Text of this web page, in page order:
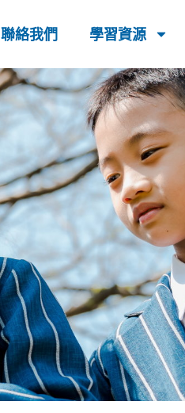
聯絡我們 學習資源